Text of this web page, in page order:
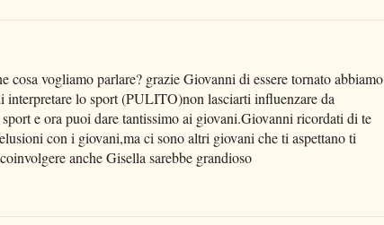
vogliamo parlare? grazie Giovanni di essere tornato abbiamo
interpretare lo sport (PULITO)non lasciarti influenzare da
e ora puoi dare tantissimo ai giovani.Giovanni ricordati di te
con i giovani,ma ci sono altri giovani che ti aspettano ti
anche Gisella sarebbe grandioso